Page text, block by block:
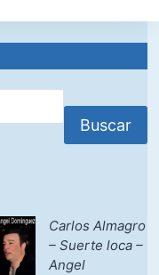
Buscar
Carlos Almagro
– Suerte loca –
Angel